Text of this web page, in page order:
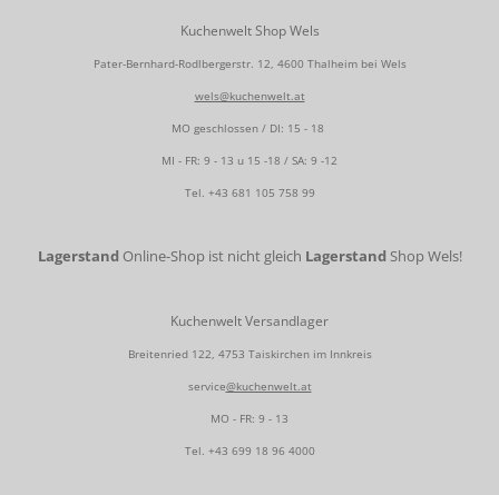
Kuchenwelt Shop Wels
Pater-Bernhard-Rodlbergerstr. 12, 4600 Thalheim bei Wels
wels@kuchenwelt.at
MO geschlossen / DI: 15 - 18
MI - FR: 9 - 13 u 15 -18 / SA: 9 -12
Tel. +43 681 105 758 99
Lagerstand Online-Shop ist nicht gleich Lagerstand Shop Wels!
Kuchenwelt Versandlager
Breitenried 122, 4753 Taiskirchen im Innkreis
service@kuchenwelt.at
MO - FR: 9 - 13
Tel. +43 699 18 96 4000